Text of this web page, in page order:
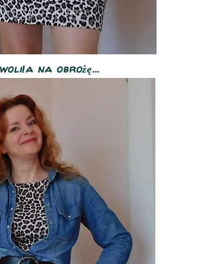
na obrożę...